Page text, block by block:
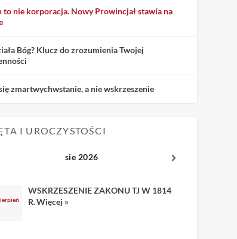
to nie korporacja. Nowy Prowincjał stawia na
Bóg? Klucz do zrozumienia Twojej
zmartwychwstanie, a nie wskrzeszenie
I UROCZYSTOŚCI
sie 2026
WSKRZESZENIE ZAKONU TJ W 1814
R.Więcej »